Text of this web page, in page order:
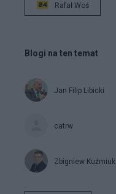
Rafał Woś
Blogi na ten temat
Jan Filip Libicki
catrw
Zbigniew Kuźmiuk